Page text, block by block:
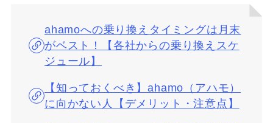
ahamoへの乗り換えタイミングは月末
がベスト！【各社からの乗り換えスケ
ジュール】
【知っておくべき】ahamo（アハモ）
に向かない人【デメリット・注意点】